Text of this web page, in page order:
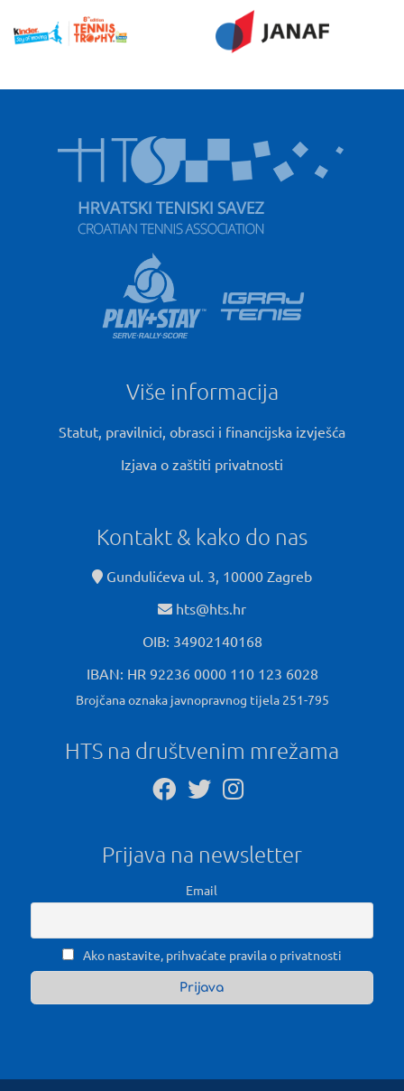
Više informacija
Statut, pravilnici, obrasci i financijska izvješća
Izjava o zaštiti privatnosti
Kontakt & kako do nas
Gundulićeva ul. 3, 10000 Zagreb
hts@hts.hr
OIB: 34902140168
IBAN: HR 92236 0000 110 123 6028
Brojčana oznaka javnopravnog tijela 251-795
HTS na društvenim mrežama
Prijava na newsletter
Email
Ako nastavite, prihvaćate pravila o privatnosti